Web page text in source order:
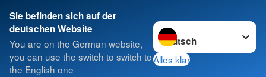
Sie befinden sich auf der
deutschen Website
You are on the German website,
you can use the switch to switch to
the English one
Sprache wechseln zu
Alles klar